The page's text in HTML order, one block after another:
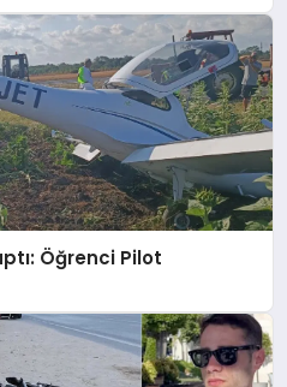
Öğrenci Pilot